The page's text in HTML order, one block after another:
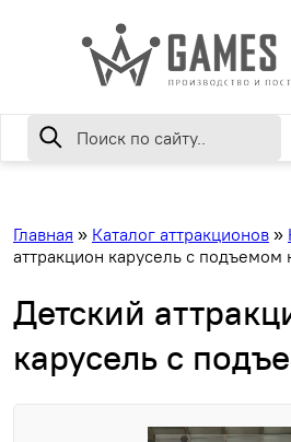
Главная » Каталог аттракционов »
аттракцион карусель с подъемом
Детский
карусель с